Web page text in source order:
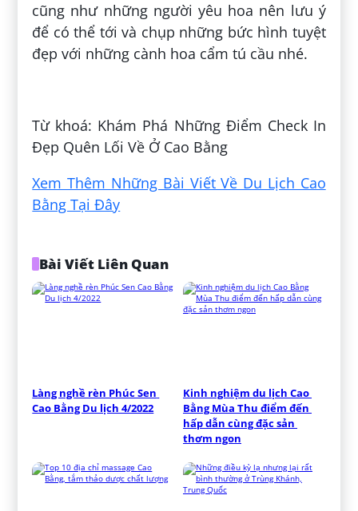
cũng như những người yêu hoa nên lưu ý
để có thể tới và chụp những bức hình tuyệt
đẹp với những cành hoa cẩm tú cầu nhé.
Từ khoá: Khám Phá Những Điểm Check In
Đẹp Quên Lối Về Ở Cao Bằng
Xem Thêm Những Bài Viết Về Du Lịch Cao
Bằng Tại Đây
Bài Viết Liên Quan
Làng nghề rèn Phúc Sen
Cao Bằng Du lịch 4/2022
Kinh nghiệm du lịch Cao
Bằng Mùa Thu điểm đến
hấp dẫn cùng đặc sản
thơm ngon